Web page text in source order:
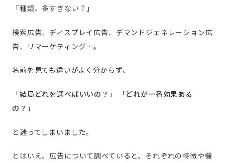
「種類、多すぎない？」
検索広告、ディスプレイ広告、デマンドジェネレーション広
告、リマーケティング…。
名前を見ても違いがよく分からず、
「結局どれを選べばいいの？」
「どれが一番効果ある
の？」
と迷ってしまいました。
とはいえ、広告について調べていると、それぞれの特徴や機